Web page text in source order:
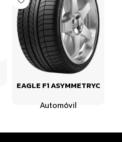
EAGLE F1 ASYMMETRYC
Automóvil